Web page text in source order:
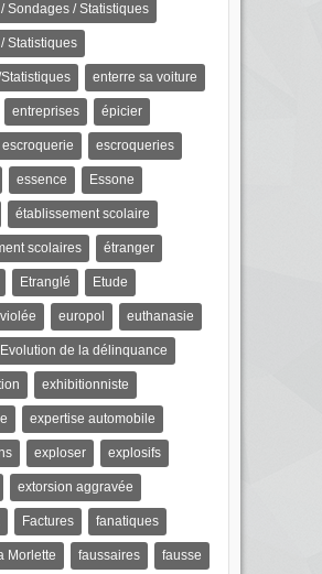
Sondages / Statistiques
Statistiques
enterre sa voiture
entreprises épicier
escroquerie escroqueries
essence Essone
établissement scolaire
scolaires étranger
Etranglé Etude
europol euthanasie
Evolution de la délinquance
exhibitionniste
expertise automobile
exploser explosifs
extorsion aggravée
Factures fanatiques
Morlette faussaires fausse